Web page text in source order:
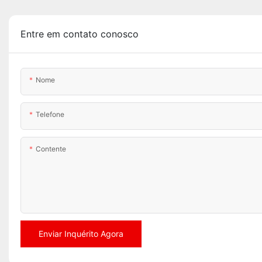
Entre em contato conosco
Nome
Telefone
Contente
Enviar Inquérito Agora